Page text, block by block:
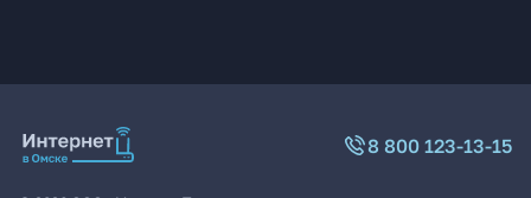
8 800 123-13-15